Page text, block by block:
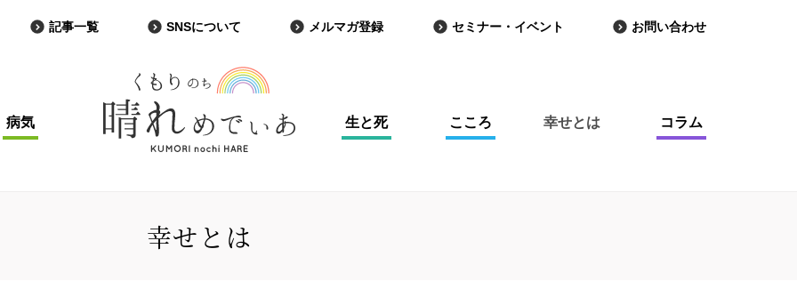
記事一覧 SNSについて メルマガ登録 セミナー・イベント お問い合わせ
病気 生と死 こころ 幸せとは コラム
幸せとは